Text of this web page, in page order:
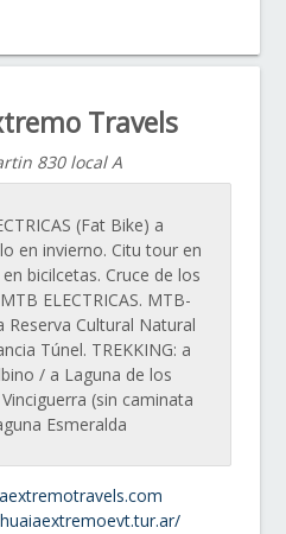
Travels
830 local A
(Fat Bike) a
en invierno. Citu tour en
bicilcetas. Cruce de los
ELECTRICAS. MTB-
Reserva Cultural Natural
Túnel. TREKKING: a
/ a Laguna de los
(sin caminata
Esmeralda